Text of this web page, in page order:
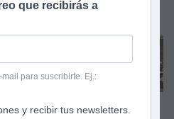
que recibirás a
para suscribirte. Ej.:
y recibir tus newsletters.
CAT INSTAGRAM